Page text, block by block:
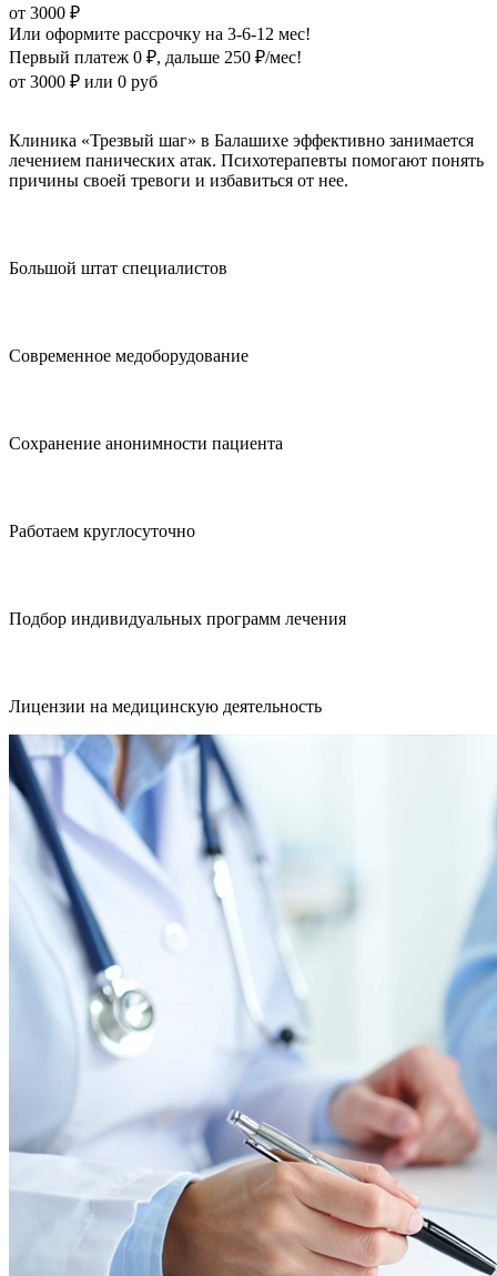
от 3000 ₽
Или оформите рассрочку на 3-6-12 мес!
Первый платеж 0 ₽, дальше 250 ₽/мес!
от 3000 ₽ или 0 руб
Клиника «Трезвый шаг» в Балашихе эффективно занимается
лечением панических атак. Психотерапевты помогают понять
причины своей тревоги и избавиться от нее.
Большой штат специалистов
Современное медоборудование
Сохранение анонимности пациента
Работаем круглосуточно
Подбор индивидуальных программ лечения
Лицензии на медицинскую деятельность